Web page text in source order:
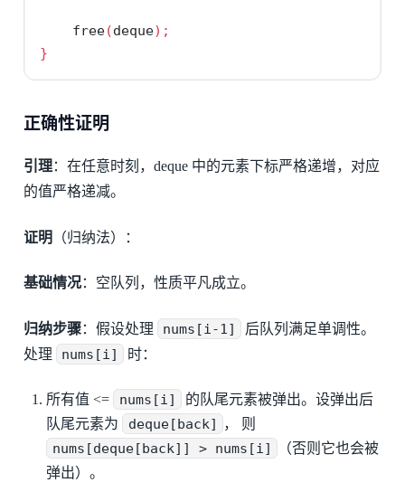
    free
(deque);
}
正确性证明
引理：在任意时刻，deque 中的元素下标严格递增，对应
的值严格递减。
证明 （归纳法）：
基础情况：空队列，性质平凡成立。
归纳步骤：假设处理 nums[i-1]
后队列满足单调性。
处理
nums[i] 时：
所有值 <= nums[i]
的队尾元素被弹出。设弹出后
队尾元素为
deque[back] ， 则
nums[deque[back]] > nums[i]
（否则它也会被
弹出）。